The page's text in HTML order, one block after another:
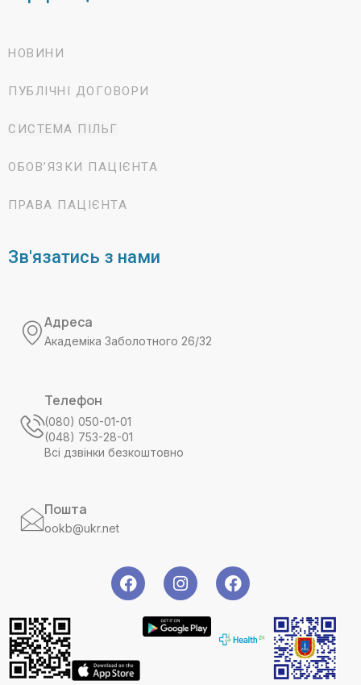
НОВИНИ
ПУБЛІЧНІ ДОГОВОРИ
СИСТЕМА ПІЛЬГ
ОБОВ’ЯЗКИ ПАЦІЄНТА
ПРАВА ПАЦІЄНТА
Зв'язатись з нами
Адреса
Академіка Заболотного 26/32
Телефон
(080) 050-01-01
(048) 753-28-01
Всі дзвінки безкоштовно
Пошта
ookb@ukr.net